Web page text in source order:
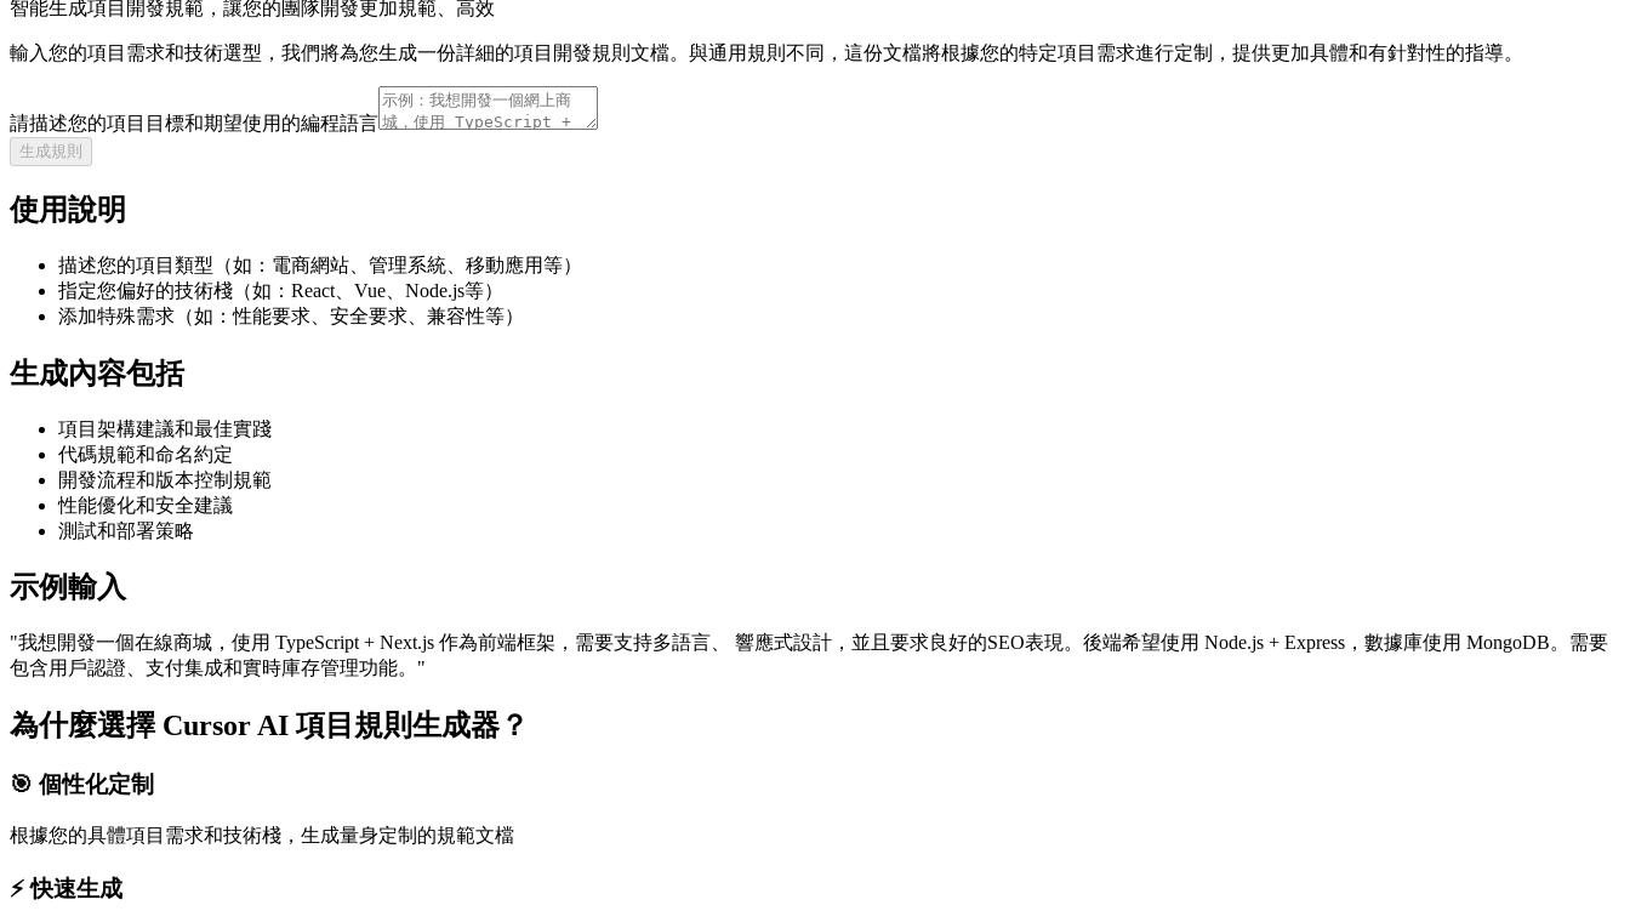
智能生成項目開發規範，讓您的團隊開發更加規範、高效
輸入您的項目需求和技術選型，我們將為您生成一份詳細的項目開發規則文檔。與通用規則不同，這份文檔將根據您的特定項目需求進行定制，提供更加具體和有針對性的指導。
請描述您的項目目標和期望使用的編程語言
生成規則
使用說明
描述您的項目類型（如：電商網站、管理系統、移動應用等）
指定您偏好的技術棧（如：React、Vue、Node.js等）
添加特殊需求（如：性能要求、安全要求、兼容性等）
生成內容包括
項目架構建議和最佳實踐
代碼規範和命名約定
開發流程和版本控制規範
性能優化和安全建議
測試和部署策略
示例輸入
"我想開發一個在線商城，使用 TypeScript + Next.js 作為前端框架，需要支持多語言、 響應式設計，並且要求良好的SEO表現。後端希望使用 Node.js + Express，數據庫使用 MongoDB。需要
包含用戶認證、支付集成和實時庫存管理功能。"
為什麼選擇 Cursor AI 項目規則生成器？
🎯 個性化定制
根據您的具體項目需求和技術棧，生成量身定制的規範文檔
⚡ 快速生成